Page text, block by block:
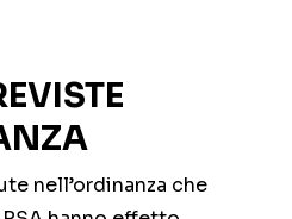
nell’ordinanza che